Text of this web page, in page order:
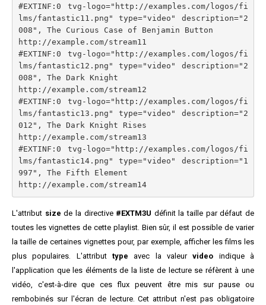
#EXTINF:0 tvg-logo="http://examples.com/logos/fi
lms/fantastic11.png" type="video" description="2
008", The Curious Case of Benjamin Button
http://example.com/stream11
#EXTINF:0 tvg-logo="http://examples.com/logos/fi
lms/fantastic12.png" type="video" description="2
008", The Dark Knight
http://example.com/stream12
#EXTINF:0 tvg-logo="http://examples.com/logos/fi
lms/fantastic13.png" type="video" description="2
012", The Dark Knight Rises
http://example.com/stream13
#EXTINF:0 tvg-logo="http://examples.com/logos/fi
lms/fantastic14.png" type="video" description="1
997", The Fifth Element
http://example.com/stream14
L'attribut size de la directive #EXTM3U définit la taille par défaut de
toutes les vignettes de cette playlist. Bien sûr, il est possible de varier
la taille de certaines vignettes pour, par exemple, afficher les films les
plus populaires. L'attribut type avec la valeurvideo indique à
l'application que les éléments de la liste de lecture se réfèrent à une
vidéo, c'est-à-dire que ces flux peuvent être mis sur pause ou
rembobinés sur l'écran de lecture. Cet attribut n'est pas obligatoire